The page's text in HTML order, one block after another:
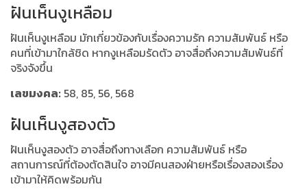
ฝันเห็นงูเหลือม
ฝันเห็นงูเหลือม มักเกี่ยวข้องกับเรื่องความรัก ความสัมพันธ์ หรือ
คนที่เข้ามาใกล้ชิด หากงูเหลือมรัดตัว อาจสื่อถึงความสัมพันธ์ที่
จริงจังขึ้น
เลขมงคล: 58, 85, 56, 568
ฝันเห็นงูสองตัว
ฝันเห็นงูสองตัว อาจสื่อถึงทางเลือก ความสัมพันธ์ หรือ
สถานการณ์ที่ต้องตัดสินใจ อาจมีคนสองฝ่ายหรือเรื่องสองเรื่อง
เข้ามาให้คิดพร้อมกัน